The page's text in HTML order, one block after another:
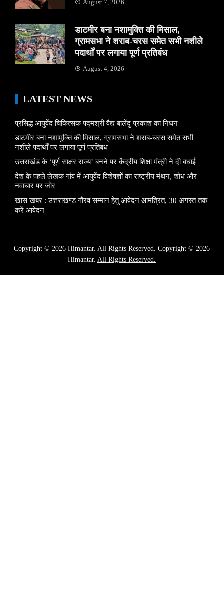
August 7, 2026
डाटमीर बना नशामुक्ति की मिसाल,
ग्रामसभा ने शराब-चरस समेत सभी नशीले
पदार्थों पर लगाया पूर्ण प्रतिबंध
August 4, 2026
LATEST NEWS
प्रसिद्ध आयुर्वेद चिकित्सक पद्मश्री वैद्य बालेंदु प्रकाश का निधन
डाटमीर बना नशामुक्ति की मिसाल, ग्रामसभा ने शराब-चरस समेत सभी
नशीले पदार्थों पर लगाया पूर्ण प्रतिबंध
उत्तराखंड के ‘पूर्ण साक्षर राज्य’ बनने पर केंद्रीय शिक्षा मंत्री ने दी बधाई
देश के पहले लेखक गांव में आयुर्वेद विशेषज्ञों का राष्ट्रीय मंथन, शोध और
नवाचार पर जोर
खास खबर : उत्तराखण्ड गौरव सम्मान हेतु आवेदन आमंत्रित, 30 अगस्त तक
करें आवेदन
Copyright © 2026 Himantar. All Rights Reserved. Copyright © 2026
Himantar. All Rights Reserved.